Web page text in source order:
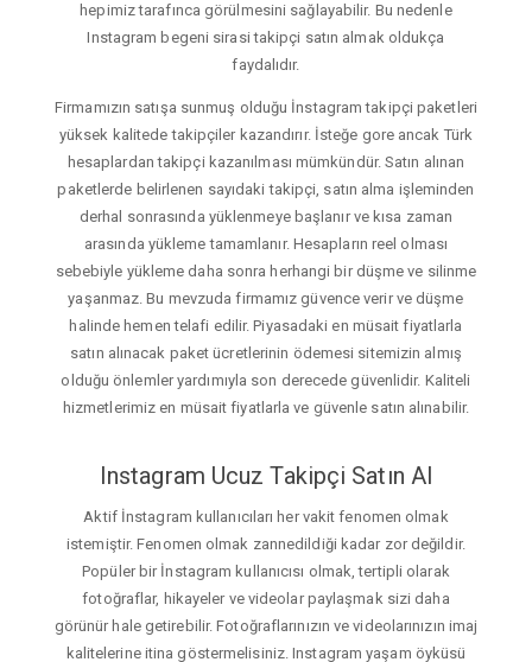
hepimiz tarafınca görülmesini sağlayabilir. Bu nedenle
Instagram begeni sirasi takipçi satın almak oldukça
faydalıdır.
Firmamızın satışa sunmuş olduğu İnstagram takipçi paketleri
yüksek kalitede takipçiler kazandırır. İsteğe gore ancak Türk
hesaplardan takipçi kazanılması mümkündür. Satın alınan
paketlerde belirlenen sayıdaki takipçi, satın alma işleminden
derhal sonrasında yüklenmeye başlanır ve kısa zaman
arasında yükleme tamamlanır. Hesapların reel olması
sebebiyle yükleme daha sonra herhangi bir düşme ve silinme
yaşanmaz. Bu mevzuda firmamız güvence verir ve düşme
halinde hemen telafi edilir. Piyasadaki en müsait fiyatlarla
satın alınacak paket ücretlerinin ödemesi sitemizin almış
olduğu önlemler yardımıyla son derecede güvenlidir. Kaliteli
hizmetlerimiz en müsait fiyatlarla ve güvenle satın alınabilir.
Instagram Ucuz Takipçi Satın Al
Aktif İnstagram kullanıcıları her vakit fenomen olmak
istemiştir. Fenomen olmak zannedildiği kadar zor değildir.
Popüler bir İnstagram kullanıcısı olmak, tertipli olarak
fotoğraflar, hikayeler ve videolar paylaşmak sizi daha
görünür hale getirebilir. Fotoğraflarınızın ve videolarınızın imaj
kalitelerine itina göstermelisiniz. Instagram yaşam öyküsü